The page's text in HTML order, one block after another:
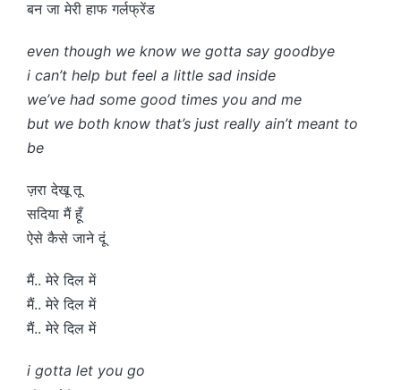
बन जा मेरी हाफ गर्लफ्रेंड
even though we know we gotta say goodbye
i can’t help but feel a little sad inside
we’ve had some good times you and me
but we both know that’s just really ain’t meant to
be
ज़रा देखू तू
सदिया मैं हूँ
ऐसे कैसे जाने दूं
मैं.. मेरे दिल में
मैं.. मेरे दिल में
मैं.. मेरे दिल में
i gotta let you go